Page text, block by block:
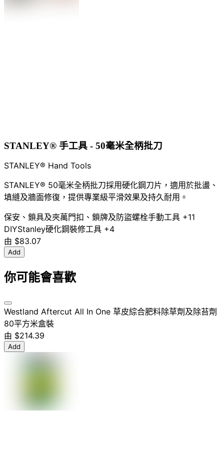
STANLEY® 手工具 - 50毫米全柄批刀
STANLEY® Hand Tools
STANLEY® 50毫米全柄批刀採用硬化鋼刀片，適用於批盪、
填縫及牆面修復，提供專業級平滑效果及持久耐用。
保安、鎖具及夾萬門扣、鎖牌及防盜螺栓手動工具 +11
DIYStanley硬化鋼裝修工具 +4
由 $83.07
Add
你可能會喜歡
Westland Aftercut All In One 草皮綜合肥料除草劑及除苔劑
80平方米盒裝
由 $214.39
Add